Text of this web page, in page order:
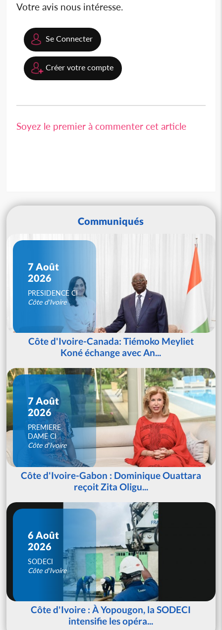
Votre avis nous intéresse.
Se Connecter
Créer votre compte
Soyez le premier à commenter cet article
Communiqués
7 Août
2026
PRESIDENCE CI
Côte d'Ivoire
Côte d'Ivoire-Canada: Tiémoko Meyliet
Koné échange avec An...
7 Août
2026
PREMIERE
DAME CI
Côte d'Ivoire
Côte d'Ivoire-Gabon : Dominique Ouattara
reçoit Zita Oligu...
6 Août
2026
SODECI
Côte d'Ivoire
Côte d'Ivoire : À Yopougon, la SODECI
intensifie les opéra...